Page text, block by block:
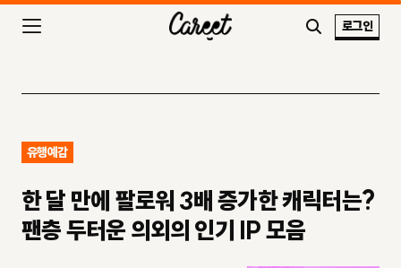
로그인
유행예감
한 달 만에 팔로워 3배 증가한 캐릭터는?
팬층 두터운 의외의 인기 IP 모음